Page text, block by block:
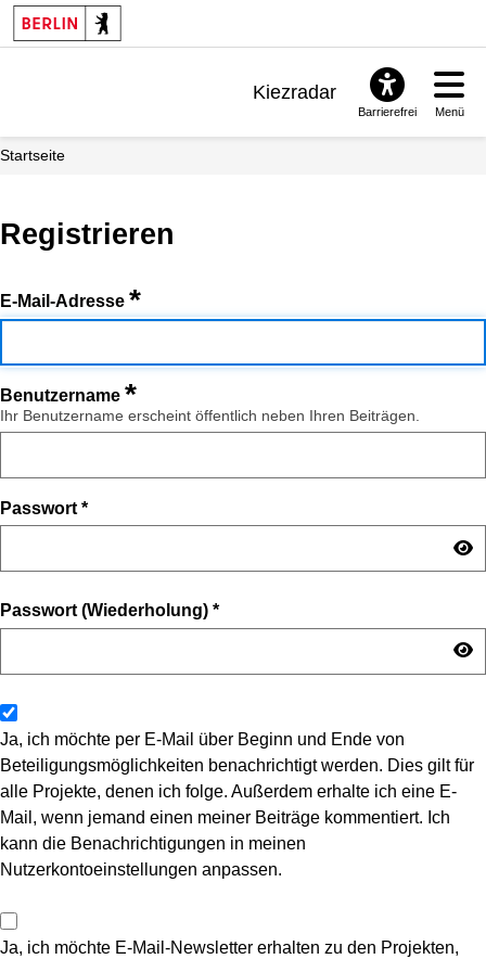
Kiezradar
Barrierefrei Menü
Startseite
Registrieren
E-Mail-Adresse *
Benutzername *
Ihr Benutzername erscheint öffentlich neben Ihren Beiträgen.
Passwort *
Passwort (Wiederholung) *
Ja, ich möchte per E-Mail über Beginn und Ende von
Beteiligungsmöglichkeiten benachrichtigt werden. Dies gilt für
alle Projekte, denen ich folge. Außerdem erhalte ich eine E-
Mail, wenn jemand einen meiner Beiträge kommentiert. Ich
kann die Benachrichtigungen in meinen
Nutzerkontoeinstellungen anpassen.
Ja, ich möchte E-Mail-Newsletter erhalten zu den Projekten,